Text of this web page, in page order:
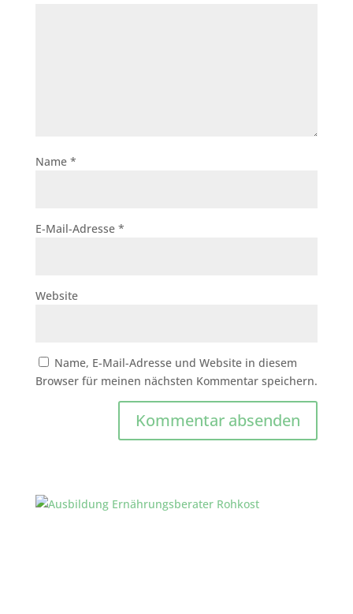
Name *
E-Mail-Adresse *
Website
Name, E-Mail-Adresse und Website in diesem
Browser für meinen nächsten Kommentar speichern.